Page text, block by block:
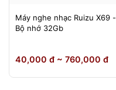
Máy nghe nhạc Ruizu X69 -
Bộ nhớ 32Gb
40,000 đ ~ 760,000 đ